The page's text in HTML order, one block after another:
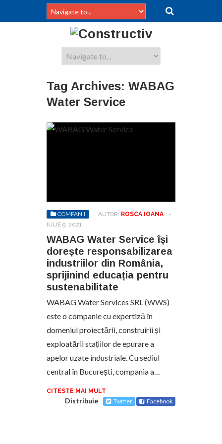
Tag Archives: WABAG
Water Service
COMPANII AUTOR: ROSCA IOANA
-
IULIE 9, 2021
WABAG Water Service își
dorește responsabilizarea
industriilor din România,
sprijinind educația pentru
sustenabilitate
WABAG Water Services SRL (WWS)
este o companie cu expertiză în
domeniul proiectării, construirii și
exploatării stațiilor de epurare a
apelor uzate industriale. Cu sediul
central în București, compania a…
CITESTE MAI MULT
Distribuie Twitter Facebook